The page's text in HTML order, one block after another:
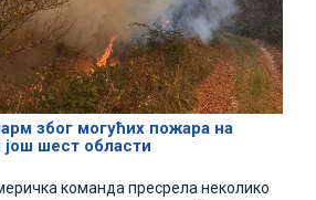
због могућих пожара на
још шест области
команда пресрела неколико